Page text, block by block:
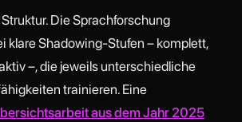
Die Sprachforschung
klare Shadowing-Stufen – komplett,
–, die jeweils unterschiedliche
trainieren. Eine
aus dem Jahr 2025